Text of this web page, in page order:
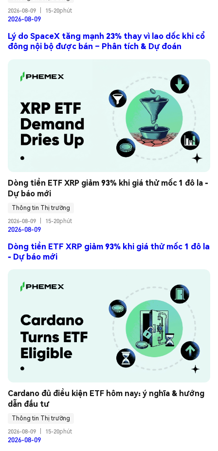
2026-08-09
15-20phút
2026-08-09
Lý do SpaceX tăng mạnh 23% thay vì lao dốc khi cổ
đông nội bộ được bán – Phân tích & Dự đoán
Dòng tiền ETF XRP giảm 93% khi giá thử mốc 1 đô la -
Dự báo mới
Thông tin Thị trường
2026-08-09
15-20phút
2026-08-09
Dòng tiền ETF XRP giảm 93% khi giá thử mốc 1 đô la
- Dự báo mới
Cardano đủ điều kiện ETF hôm nay: ý nghĩa & hướng
dẫn đầu tư
Thông tin Thị trường
2026-08-09
15-20phút
2026-08-09